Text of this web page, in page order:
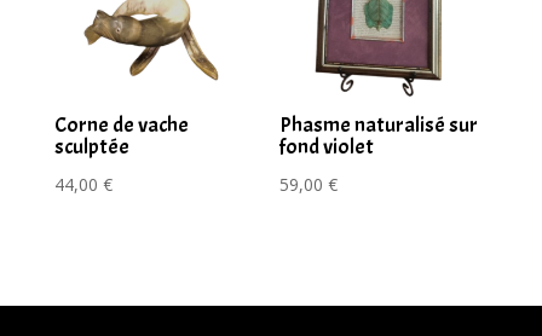
Corne de vache
sculptée
44,00 €
Phasme naturalisé sur
fond violet
59,00€